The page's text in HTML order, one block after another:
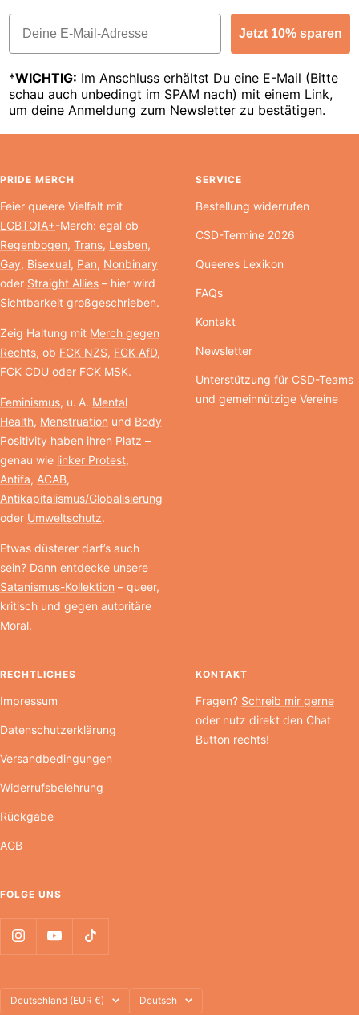
Email
Jetzt 10% sparen
*WICHTIG: Im Anschluss erhältst Du eine E-Mail (Bitte
schau auch unbedingt im SPAM nach) mit einem Link,
um deine Anmeldung zum Newsletter zu bestätigen.
PRIDE MERCH
Feier queere Vielfalt mit
LGBTQIA+-Merch: egal ob
Regenbogen, Trans, Lesben,
Gay, Bisexual, Pan, Nonbinary
oder Straight Allies – hier wird
Sichtbarkeit großgeschrieben.
Zeig Haltung mit Merch gegen
Rechts, ob FCK NZS, FCK AfD,
FCK CDU oder FCK MSK.
Feminismus, u. A. Mental
Health, Menstruation und Body
Positivity haben ihren Platz –
genau wie linker Protest,
Antifa, ACAB,
Antikapitalismus/Globalisierung
oder Umweltschutz.
Etwas düsterer darf’s auch
sein? Dann entdecke unsere
Satanismus-Kollektion – queer,
kritisch und gegen autoritäre
Moral.
SERVICE
Bestellung widerrufen
CSD-Termine 2026
Queeres Lexikon
FAQs
Kontakt
Newsletter
Unterstützung für CSD-Teams
und gemeinnützige Vereine
RECHTLICHES
Impressum
Datenschutzerklärung
Versandbedingungen
Widerrufsbelehrung
Rückgabe
AGB
KONTAKT
Fragen? Schreib mir gerne
oder nutz direkt den Chat
Button rechts!
FOLGE UNS
Land/Region
Deutschland (EUR €) Sprache
Deutsch